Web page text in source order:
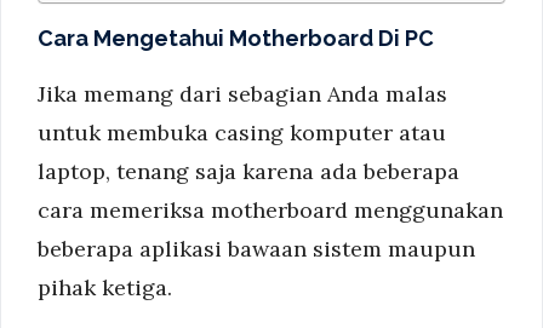
Cara Mengetahui Motherboard Di PC
Jika memang dari sebagian Anda malas
untuk membuka casing komputer atau
laptop, tenang saja karena ada beberapa
cara memeriksa motherboard menggunakan
beberapa aplikasi bawaan sistem maupun
pihak ketiga.